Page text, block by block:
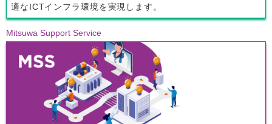
適なICTインフラ環境を実現します。
Mitsuwa Support Service